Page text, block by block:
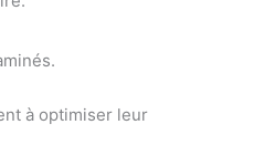
à optimiser leur